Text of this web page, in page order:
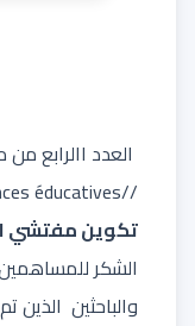
العدد االرابع
//Confluences éducatives " التي يصدرها
تكوين مفتشي
الشكر
والباحثين الذين